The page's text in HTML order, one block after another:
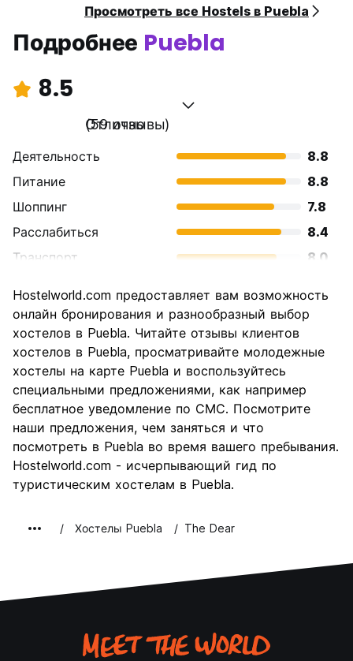
Просмотреть все Hostels в Puebla
Подробнее Puebla
8.5
Отлично
(59 отзывы)
Деятельность
8.8
Питание
8.8
Шоппинг
7.8
Расслабиться
8.4
Транспорт
8.0
достопримечательностей
9.1
Культура
Ночная жизнь
7.2
Соотношение цены и
качества
Hostelworld.com предоставляет вам возможность
онлайн бронирования и разнообразный выбор
хостелов в Puebla. Читайте отзывы клиентов
хостелов в Puebla, просматривайте молодежные
хостелы на карте Puebla и воспользуйтесь
специальными предложениями, как например
бесплатное уведомление по СМС. Посмотрите
наши предложения, чем заняться и что
посмотреть в Puebla во время вашего пребывания.
Hostelworld.com - исчерпывающий гид по
туристическим хостелам в Puebla.
Хостелы Puebla The Dear